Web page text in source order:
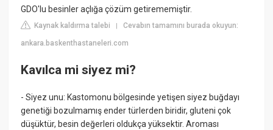
GDO'lu besinler açlığa çözüm getirememiştir.
Kaynak kaldırma talebi |Cevabın tamamını burada okuyun:
ankara.baskenthastaneleri.com
Kavılca mi siyez mi?
- Siyez unu: Kastomonu bölgesinde yetişen siyez buğdayı
genetiği bozulmamış ender türlerden biridir, gluteni çok
düşüktür, besin değerleri oldukça yüksektir. Aroması